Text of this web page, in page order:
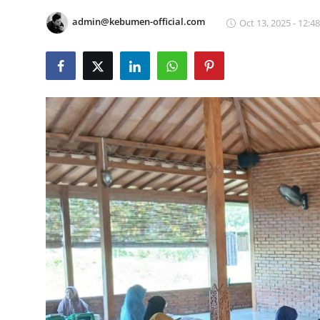
Gallery
Kontak
admin@kebumen-official.com Oct 13, 2025 - 12:48